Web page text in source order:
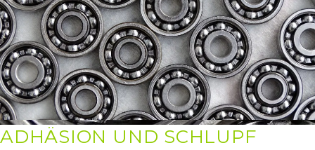
ADHÄSION UND SCHLUPF